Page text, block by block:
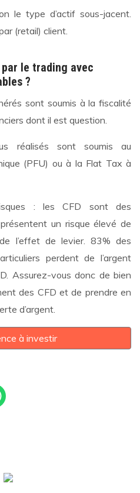
le type d’actif sous-jacent.
(retail) client.
le trading avec
?
sont soumis à la fiscalité
dont il est question.
réalisés sont soumis au
(PFU) ou à la Flat Tax à
: les CFD sont des
un risque élevé de
l’effet de levier. 83% des
perdent de l’argent
Assurez-vous donc de bien
des CFD et de prendre en
d’argent.
à investir